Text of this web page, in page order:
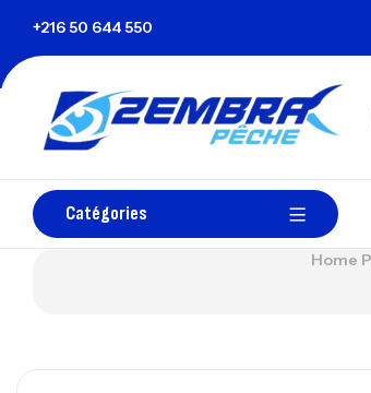
+216 50 644 550zembrapechetunisie@gmail.com
Catégories
Home